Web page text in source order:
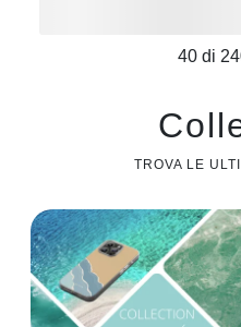
40di
TROVA LE